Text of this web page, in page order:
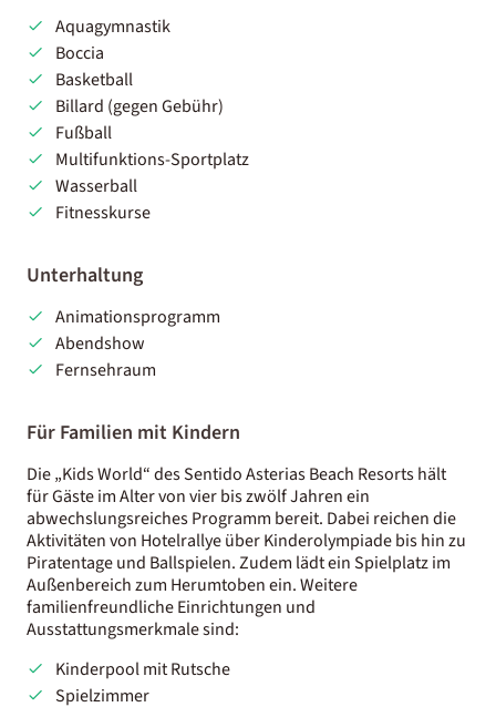
Aquagymnastik
Boccia
Basketball
Billard (gegen Gebühr)
Fußball
Multifunktions-Sportplatz
Wasserball
Fitnesskurse
Unterhaltung
Animationsprogramm
Abendshow
Fernsehraum
Für Familien mit Kindern
Die „Kids World“ des Sentido Asterias Beach Resorts hält
für Gäste im Alter von vier bis zwölf Jahren ein
abwechslungsreiches Programm bereit. Dabei reichen die
Aktivitäten von Hotelrallye über Kinderolympiade bis hin zu
Piratentage und Ballspielen. Zudem lädt ein Spielplatz im
Außenbereich zum Herumtoben ein. Weitere
familienfreundliche Einrichtungen und
Ausstattungsmerkmale sind:
Kinderpool mit Rutsche
Spielzimmer